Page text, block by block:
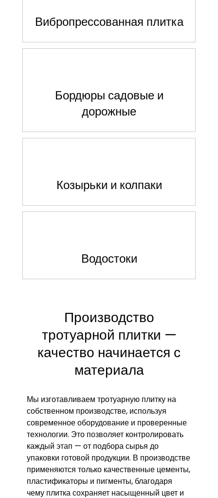
Вибропрессованная плитка
Бордюры садовые и
дорожные
Козырьки и колпаки
Водостоки
Производство
тротуарной плитки —
качество начинается с
материала
Мы изготавливаем тротуарную плитку на
собственном производстве, используя
современное оборудование и проверенные
технологии. Это позволяет контролировать
каждый этап — от подбора сырья до
упаковки готовой продукции. В производстве
применяются только качественные цементы,
пластификаторы и пигменты, благодаря
чему плитка сохраняет насыщенный цвет и